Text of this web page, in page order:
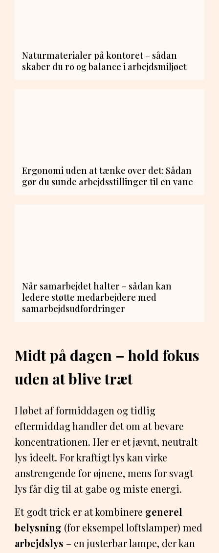
Naturmaterialer på kontoret – sådan
skaber du ro og balance i arbejdsmiljøet
Ergonomi uden at tænke over det: Sådan
gør du sunde arbejdsstillinger til en vane
Når samarbejdet halter – sådan kan
ledere støtte medarbejdere med
samarbejdsudfordringer
Midt på dagen – hold fokus
uden at blive træt
I løbet af formiddagen og tidlig
eftermiddag handler det om at bevare
koncentrationen. Her er et jævnt, neutralt
lys ideelt. For kraftigt lys kan virke
anstrengende for øjnene, mens for svagt
lys får dig til at gabe og miste energi.
Et godt trick er at kombinere generel
belysning (for eksempel loftslamper) med
arbejdslys – en justerbar lampe, der kan